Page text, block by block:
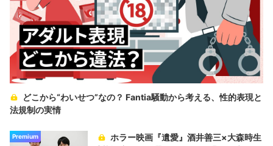
どこから“わいせつ”なの？ Fantia騒動から考える、性的表現と
法規制の実情
Premium
ホラー映画『遺愛』酒井善三×大森時生